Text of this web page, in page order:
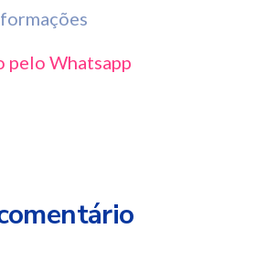
pelo Whatsapp